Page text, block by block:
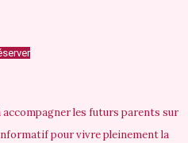
les futurs parents sur
pour vivre pleinement la